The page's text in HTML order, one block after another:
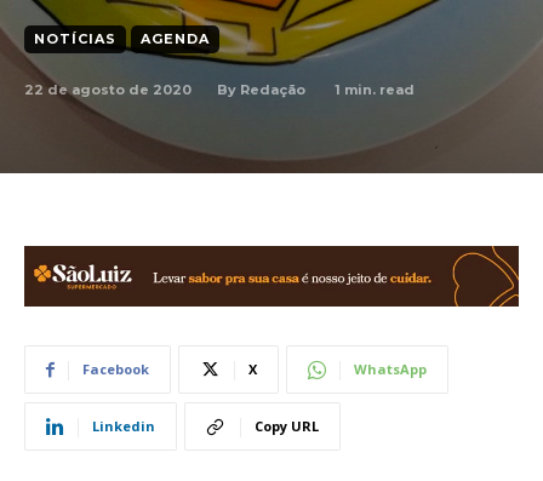
NOTÍCIAS AGENDA
22 de agosto de 2020 By Redação 1 min. read
Facebook X WhatsApp
Linkedin Copy URL